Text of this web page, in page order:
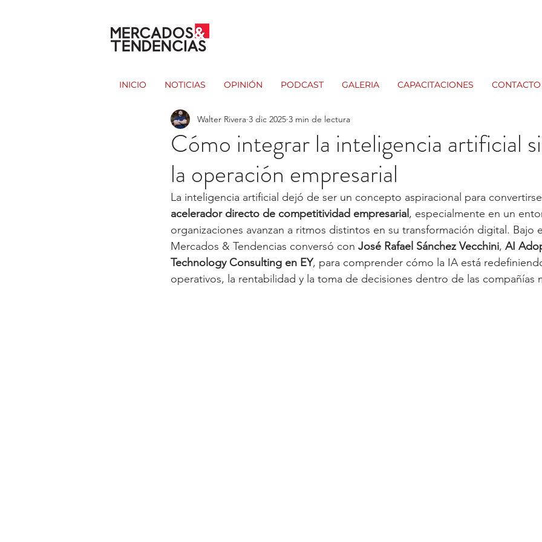
INICIO NOTICIAS OPINIÓN PODCAST GALERIA CAPACITACIONES CONTACTO
Cómo integrar la inteligencia artificial
la operación empresarial
Walter Rivera 3 dic 2025 3 min de lectura
La inteligencia artificial dejó de ser un concepto aspiracional para
acelerador directo de competitividad empresarial , especialmente en un
organizaciones avanzan a ritmos distintos en su transformación digital. Bajo
Mercados & Tendencias conversó con José Rafael Sánchez Vecchini, AI
Technology Consulting en EY, para comprender cómo la IA está
operativos, la rentabilidad y la toma de decisiones dentro de las compañías